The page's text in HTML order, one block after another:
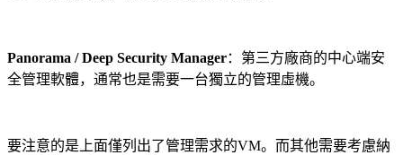
Panorama / Deep Security Manager：第三方廠商的中心端安
全管理軟體，通常也是需要一台獨立的管理虛機。
要注意的是上面僅列出了管理需求的VM。而其他需要考慮納